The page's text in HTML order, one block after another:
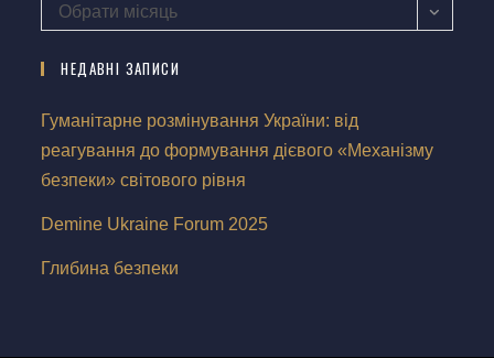
Обрати місяць
НЕДАВНІ ЗАПИСИ
Гуманітарне розмінування України: від
реагування до формування дієвого «Механізму
безпеки» світового рівня
Demine Ukraine Forum 2025
Глибина безпеки